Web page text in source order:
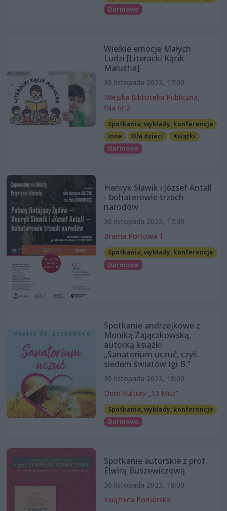
Darmowe
Wielkie emocje Małych
Ludzi [Literacki Kącik
Malucha]
30 listopada 2023, 17:00
Miejska Biblioteka Publiczna,
filia nr 2
Spotkania, wykłady, konferencje
Inne
Dla dzieci
Książki
Darmowe
Henryk Sławik i József Antall
- bohaterowie trzech
narodów
30 listopada 2023, 17:30
Brama Portowa 1
Spotkania, wykłady, konferencje
Darmowe
Spotkanie andrzejkowe z
Moniką Zajączkowską,
autorką książki
„Sanatorium uczuć, czyli
siedem światów Igi B.”
30 listopada 2023, 18:00
Dom Kultury „13 Muz”
Spotkania, wykłady, konferencje
Darmowe
Spotkanie autorskie z prof.
Elwirą Buszewiczową
30 listopada 2023, 18:00
Książnica Pomorska